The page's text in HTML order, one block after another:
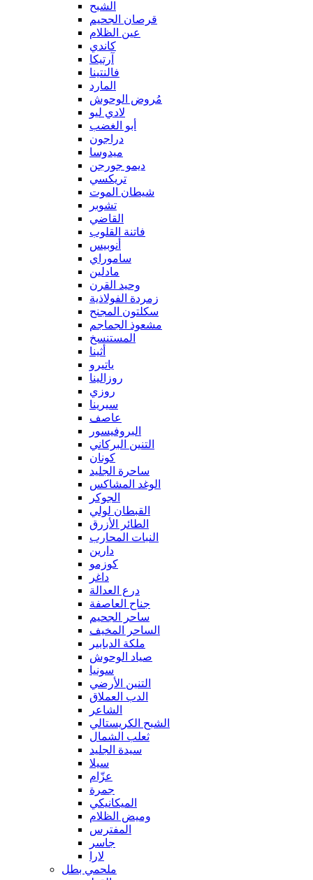
الشبح
قرصان الجحيم
عين الظلام
كاندي
آرتيكا
فالنتينا
المارد
مُروض الوحوش
لادي ليو
أبو الغضب
دراجون
ميدوسا
ديمو جورجن
تريكسي
شيطان الموت
تشوبر
القاضي
فاتنة القلوب
أنوبيس
ساموراي
مادلين
وحيد القرن
زمردة الفولاذية
سكلتون المجنح
مشعوذ الجماجم
المستنسخ
أثينا
ياتيرو
روزالينا
روزي
سيرينا
عاصف
البروفيسور
التنين البركاني
كونان
ساحرة الجليد
الوغد المشاكس
الجوكر
القبطان لولي
الطائر الأزرق
النبات المحارب
دارين
كوزمو
داغر
درع العدالة
جناح العاصفة
ساحر الجحيم
الساحر المخيف
ملكة الدبابير
صياد الوحوش
سونيا
التنين الأرضي
الدب العملاق
الشاعر
الشبح الكريستالي
ثعلب الشمال
سيدة الجليد
سيلا
عزّام
جمرة
الميكانيكي
وميض الظلام
المفترس
جاسر
لارا
ملحمي بطل